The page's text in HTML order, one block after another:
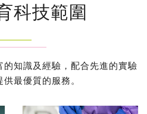
科技範圍
知識及經驗，配合先進的實驗
最優質的服務。